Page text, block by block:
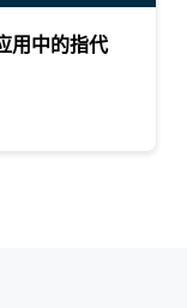
用中的指代